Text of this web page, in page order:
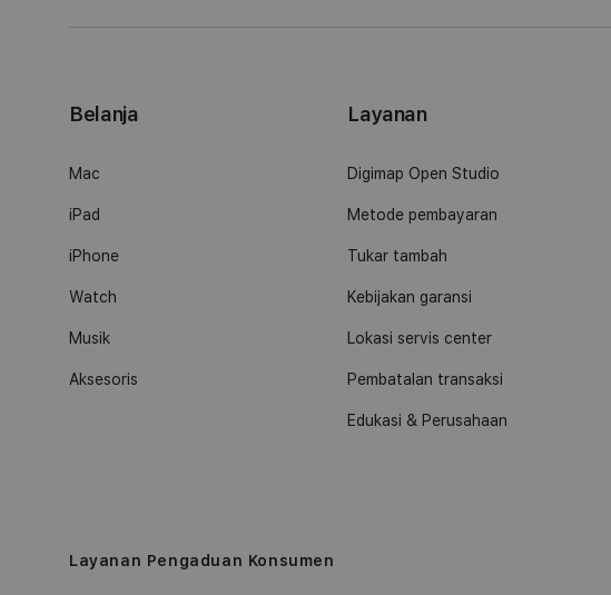
Belanja
Mac
iPad
iPhone
Watch
Musik
Aksesoris
Layanan
Digimap Open Studio
Metode pembayaran
Tukar tambah
Kebijakan garansi
Lokasi servis center
Pembatalan transaksi
Edukasi & Perusahaan
Layanan Pengaduan Konsumen